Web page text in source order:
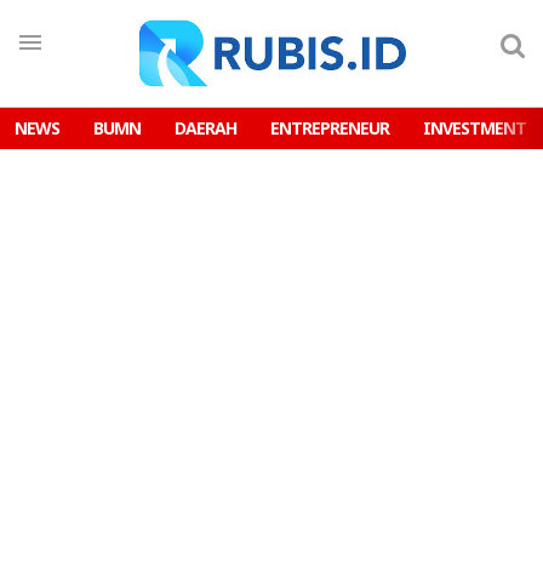
NEWS BUMN DAERAH ENTREPRENEUR INVESTMENT